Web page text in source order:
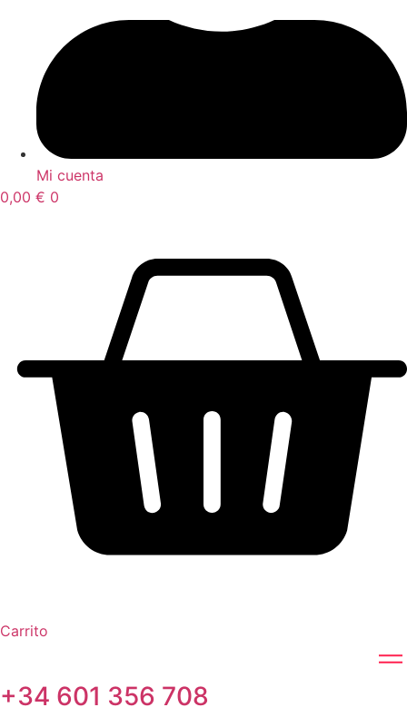
Mi cuenta
0,00 € 0
Carrito
+34 601 356 708